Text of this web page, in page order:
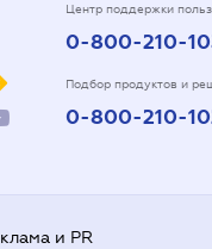
Центр поддержки
0-800-210-
Подбор продуктов и
0-800-210-
и PR